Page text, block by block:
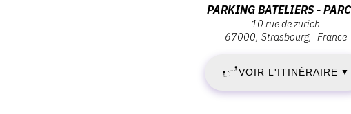
:
22
PARKING BATELIERS -
10 rue de zurich
67000 Strasbourg France
VOIR L'ITINÉRAIRE ▼